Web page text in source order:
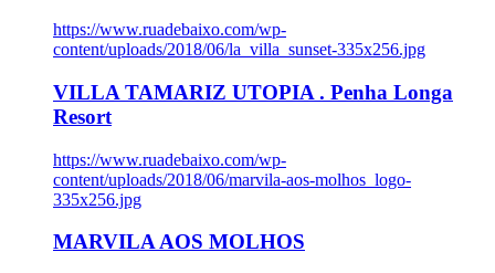
https://www.ruadebaixo.com/wp-
content/uploads/2018/06/la_villa_sunset-335x256.jpg
VILLA TAMARIZ UTOPIA . Penha Longa
Resort
https://www.ruadebaixo.com/wp-
content/uploads/2018/06/marvila-aos-molhos_logo-
335x256.jpg
MARVILA AOS MOLHOS